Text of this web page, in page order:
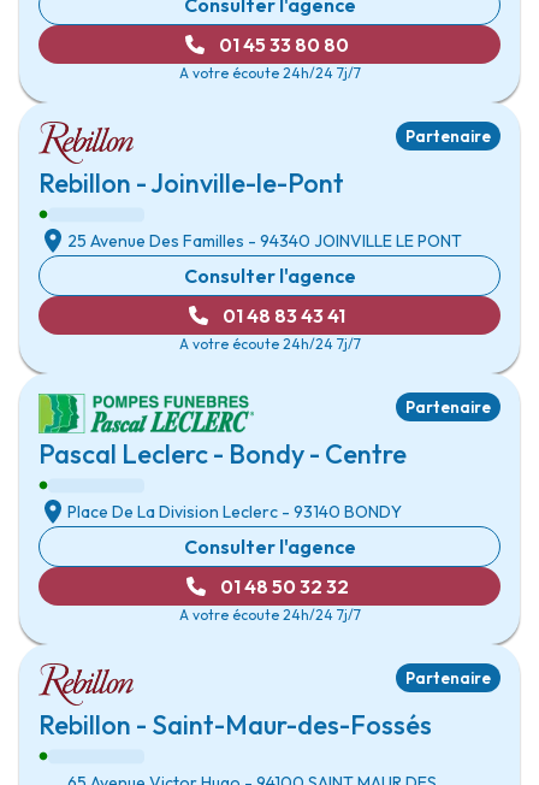
Consulter l'agence
01 45 33 80 80
A votre écoute 24h/24 7j/7
Partenaire
Rebillon - Joinville-le-Pont
25 Avenue Des Familles - 94340 JOINVILLE LE PONT
Consulter l'agence
01 48 83 43 41
A votre écoute 24h/24 7j/7
Partenaire
Pascal Leclerc - Bondy - Centre
Place De La Division Leclerc - 93140 BONDY
Consulter l'agence
01 48 50 32 32
A votre écoute 24h/24 7j/7
Partenaire
Rebillon - Saint-Maur-des-Fossés